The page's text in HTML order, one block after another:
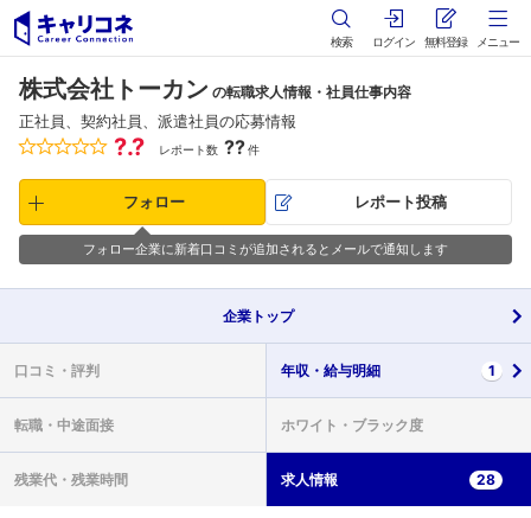
検索 ログイン 無料登録 メニュー
株式会社トーカン の転職求人情報・社員仕事内容
正社員、契約社員、派遣社員の応募情報
?.? レポート数 ??件
フォロー レポート投稿
フォロー企業に新着口コミが追加されるとメールで通知します
企業 トップ
口コミ・ 評判 年収・ 給与明細 1
転職・ 中途面接 ホワイト・ ブラック度
残業代・ 残業時間 求人情報 28